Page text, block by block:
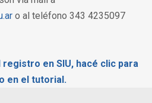
o al teléfono 343 4235097
en SIU, hacé clic para
en el tutorial.